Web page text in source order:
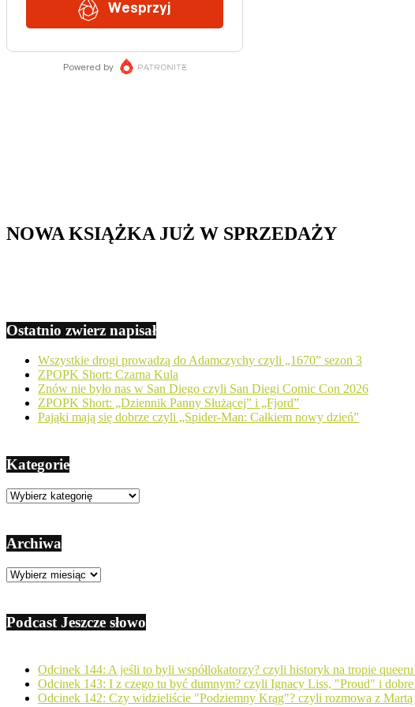
NOWA KSIĄŻKA JUŻ W SPRZEDAŻY
Ostatnio zwierz napisał
Wszystkie drogi prowadzą do Adamczychy czyli „1670” sezon 3
ZPOPK Short: Czarna Kula
Znów nie było nas w San Diego czyli San Diegi Comic Con 2026
ZPOPK Short: „Dziennik Panny Służącej” i „Fjord”
Pająki mają się dobrze czyli „Spider-Man: Całkiem nowy dzień”
Kategorie
Kategorie
Archiwa
Archiwa
Podcast Jeszcze słowo
Odcinek 144: A jeśli to byli współlokatorzy? czyli historyk na tropie
Odcinek 143: I z czego tu być dumnym? czyli Ignacy Liss, "Proud" i
Odcinek 142: Czy widzieliście "Podziemny Krąg"? czyli rozmowa z